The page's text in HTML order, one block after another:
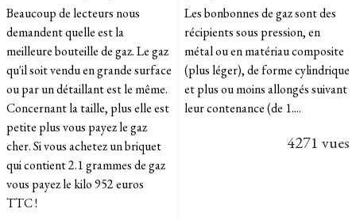
Beaucoup de lecteurs nous
demandent quelle est la
meilleure bouteille de gaz. Le gaz
qu'il soit vendu en grande surface
ou par un détaillant est le même.
Concernant la taille, plus elle est
petite plus vous payez le gaz
cher. Si vous achetez un briquet
qui contient 2.1 grammes de gaz
vous payez le kilo 952 euros
TTC !
Les bonbonnes de gaz sont des
récipients sous pression, en
métal ou en matériau composite
(plus léger), de forme cylindrique
et plus ou moins allongés suivant
leur contenance (de 1....
4271 vues